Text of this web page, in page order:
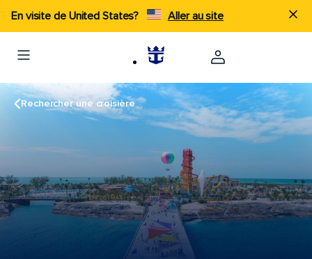
En visite de United States? Aller au site
Rechercher une croisière